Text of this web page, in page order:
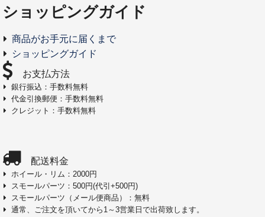
ショッピングガイド
商品がお手元に届くまで
ショッピングガイド
お支払方法
銀行振込：手数料無料
代金引換郵便：手数料無料
クレジット：手数料無料
配送料金
ホイール・リム：2000円
スモールパーツ：500円(代引+500円)
スモールパーツ（メール便商品）：無料
通常、ご注文を頂いてから1～3営業日で出荷致します。